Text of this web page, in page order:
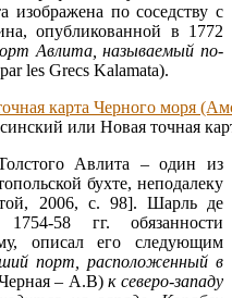
изображена по соседству с
опубликованной в 1772
Авлита, называемый по-
les Grecs Kalamata).
или Новая точная
Авлита – один из
бухте, неподалеку
2006, с. 98]. Шарль де
58 гг. обязанности
описал его следующим
порт, расположенный в
– А.В)к северо-западу